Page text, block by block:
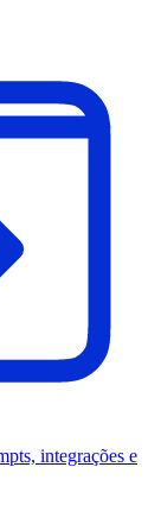
integrações e